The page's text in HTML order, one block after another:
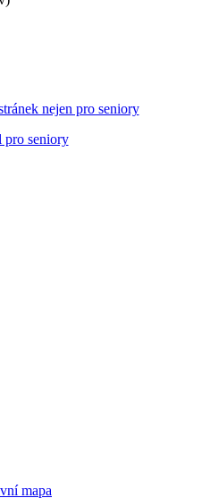
nejen pro seniory